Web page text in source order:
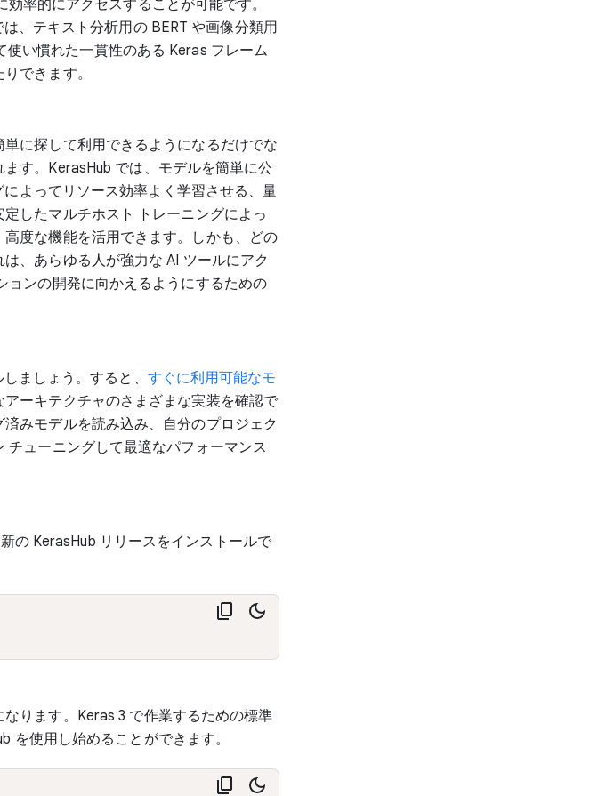
率的にアクセスすることが可能です。
、テキスト分析用の BERT や画像分類用
い慣れた一貫性のある Keras フレーム
できます。
に探して利用できるようになるだけでな
す。KerasHub では、モデルを簡単に公
よってリソース効率よく学習させる、量
したマルチホスト トレーニングによっ
度な機能を活用できます。しかも、どの
、あらゆる人が強力な AI ツールにアク
ョンの開発に向かえるようにするための
ましょう。すると、 すぐに利用可能なモ
ーキテクチャのさまざまな実装を確認で
みモデルを読み込み、自分のプロジェク
チューニングして最適なパフォーマンス
の KerasHub リリースをインストールで
ります。Keras 3 で作業するための標準
を使用し始めることができます。